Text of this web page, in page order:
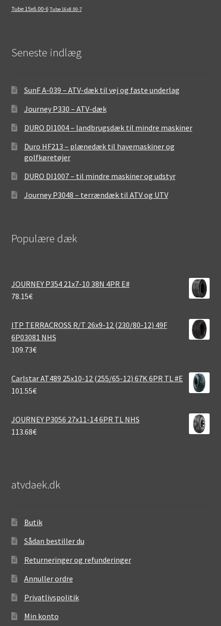
Tube 15x6.00-6 Tube 16x8.00-7
Seneste indlæg
SunF A-039 – ATV-dæk til vej og faste underlag
Journey P330 – ATV-dæk
DURO DI1004 – landbrugsdæk til mindre maskiner
Duro HF213 – plænedæk til havemaskiner og
golfkøretøjer
DURO DI1007 – til mindre maskiner og udstyr
Journey P3048 – terrændæk til ATV og UTV
Populære dæk
JOURNEY P354 21x7-10 38N 4PR E#
78.15€
ITP TERRACROSS R/T 26x9-12 (230/80-12) 49F
6P03081 NHS
109.73€
Carlstar AT489 25x10-12 (255/65-12) 67K 6PR TL #E
101.55€
JOURNEY P3056 27x11-14 6PR TL NHS
113.68€
atvdaek.dk
Butik
Sådan bestiller du
Returneringer og refunderinger
Annuller ordre
Privatlivspolitik
Min konto